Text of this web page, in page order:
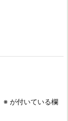
※ が付いている欄